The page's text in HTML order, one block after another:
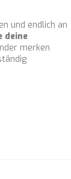
und endlich an
deine
merken